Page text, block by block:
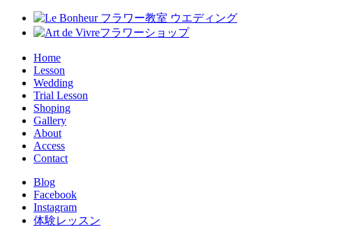
Home
Lesson
Wedding
Trial Lesson
Shoping
Gallery
About
Access
Contact
Blog
Facebook
Instagram
体験レッスン